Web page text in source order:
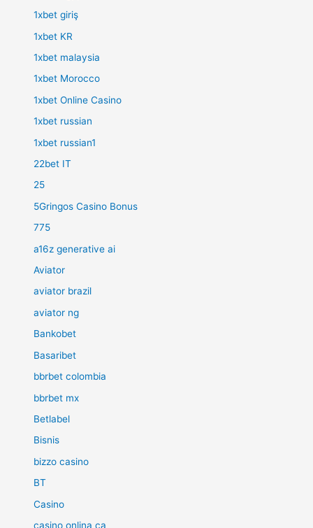
1xbet giriş
1xbet KR
1xbet malaysia
1xbet Morocco
1xbet Online Casino
1xbet russian
1xbet russian1
22bet IT
25
5Gringos Casino Bonus
775
a16z generative ai
Aviator
aviator brazil
aviator ng
Bankobet
Basaribet
bbrbet colombia
bbrbet mx
Betlabel
Bisnis
bizzo casino
BT
Casino
casino onlina ca